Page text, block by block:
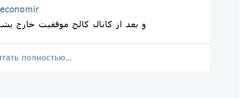
economir
و بعد از کانال کالج موفقیت خارج
полностью…